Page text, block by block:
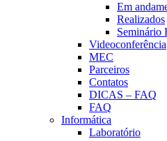
Em
Realizados
Seminário
Videoconferência
MEC
Parceiros
Contatos
DICAS – FAQ
FAQ
Informática
Laboratório